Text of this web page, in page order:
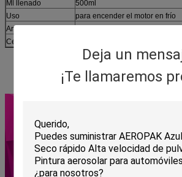
Deja un
¡Te llamaremos
Ml llenado
500ml
Uso
para encender el motor en frío
Artículo no.
Certificado